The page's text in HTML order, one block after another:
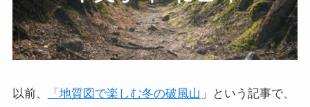
以前、 「地質図で楽しむ冬の破風山 」という記事で、